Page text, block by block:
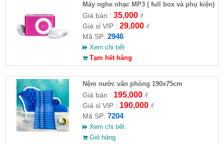
Máy nghe nhạc MP3 ( full box và phụ kiện)
Giá bán : 35,000₫
Giá sỉ VIP : 29,000₫
Mã SP: 2946
Xem chi tiết
Tạm hết hàng
Nệm nước văn phòng 190x75cm
Giá bán : 195,000₫
Giá sỉ VIP : 190,000₫
Mã SP: 7204
Xem chi tiết
Giỏ hàng